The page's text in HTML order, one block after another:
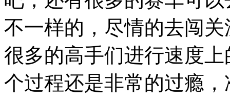
不一样的，尽情的去闯
很多的高手们进行速度
个过程还是非常的过瘾